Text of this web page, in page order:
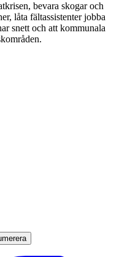
bevara skogar och
låta fältassistenter jobba
snett och att kommunala